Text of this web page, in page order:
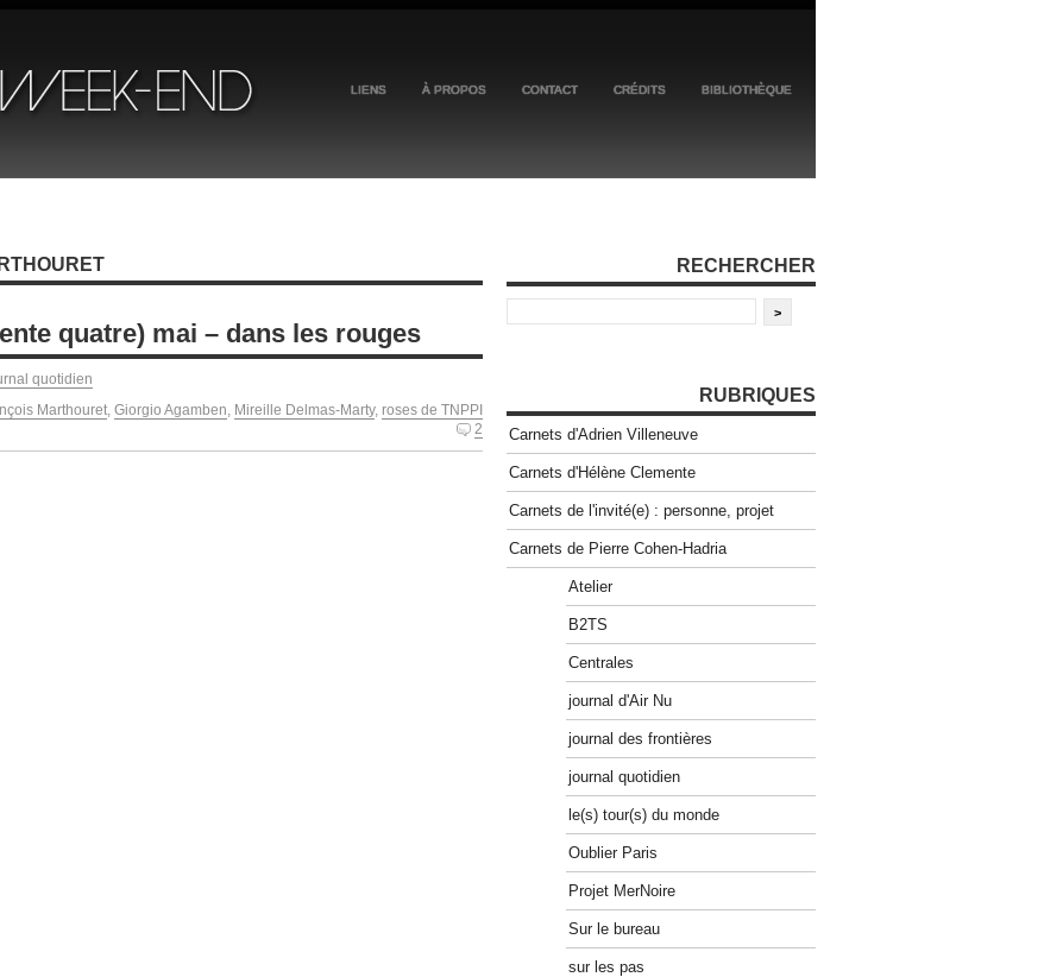
LIENS À PROPOS CONTACT CRÉDITS BIBLIOTHÈQUE
quatre) mai – dans les rouges
quotidien
Marthouret, Giorgio Agamben, Mireille Delmas-Marty, roses de TNPPI
2
RECHERCHER
RUBRIQUES
Carnets d'Adrien Villeneuve
Carnets d'Hélène Clemente
Carnets de l'invité(e) : personne, projet
Carnets de Pierre Cohen-Hadria
Atelier
B2TS
Centrales
journal d'Air Nu
journal des frontières
journal quotidien
le(s) tour(s) du monde
Oublier Paris
Projet MerNoire
Sur le bureau
sur les pas